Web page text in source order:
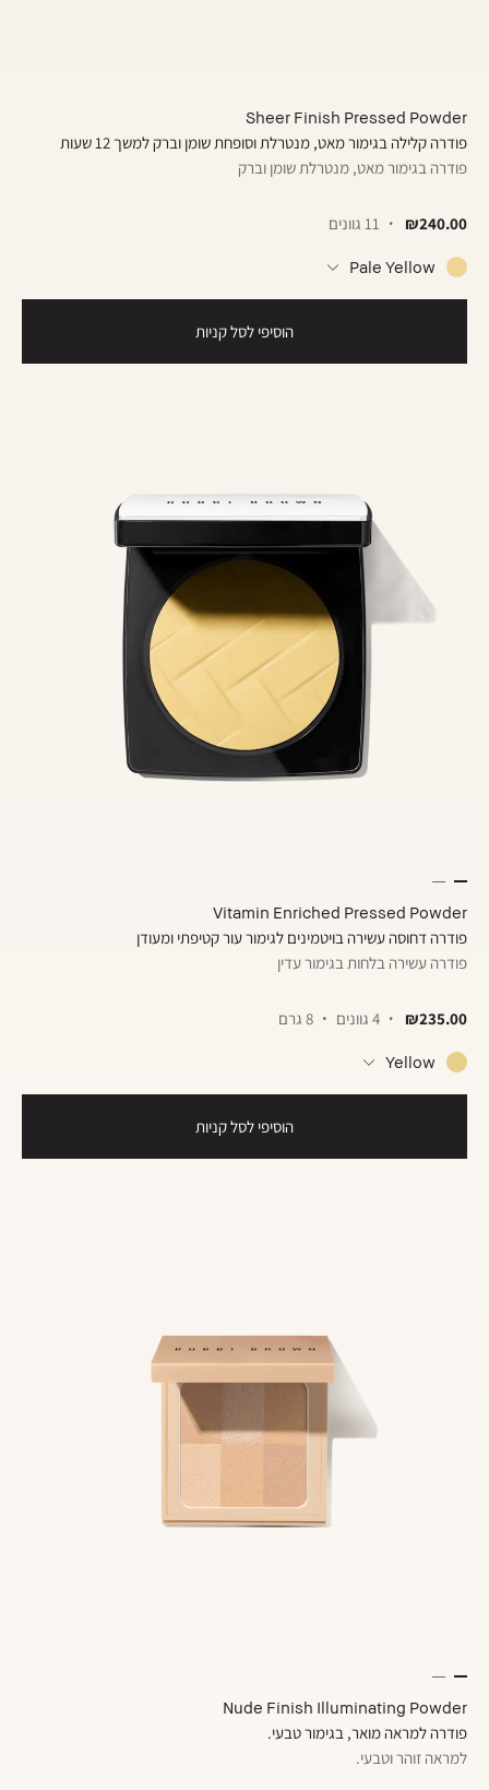
Sheer Finish Pressed Powder
פודרה קלילה בגימור מאט, מנטרלת וסופחת שומן וברק למשך 12 שעות
פודרה בגימור מאט, מנטרלת שומן וברק
₪240.00 11 גוונים
Pale Yellow
הוסיפי לסל קניות
Vitamin Enriched Pressed Powder
פודרה דחוסה עשירה בויטמינים לגימור עור קטיפתי ומעודן
פודרה עשירה בלחות בגימור עדין
₪235.00 4 גוונים 8 גרם
Yellow
הוסיפי לסל קניות
Nude Finish Illuminating Powder
פודרה למראה מואר, בגימור טבעי.
למראה זוהר וטבעי.